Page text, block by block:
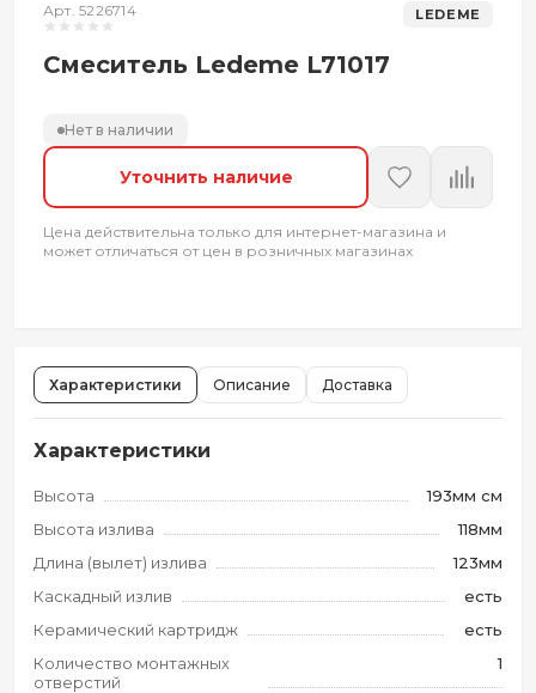
Арт. 5226714 LEDEME
Смеситель Ledeme L71017
Нет в наличии
Уточнить наличие
Цена действительна только для интернет-магазина и
может отличаться от цен в розничных магазинах
Характеристики Описание Доставка
Характеристики
Высота
193мм см
Высота излива
118мм
Длина (вылет) излива
123мм
Каскадный излив
есть
Керамический картридж
есть
Количество монтажных
отверстий
1